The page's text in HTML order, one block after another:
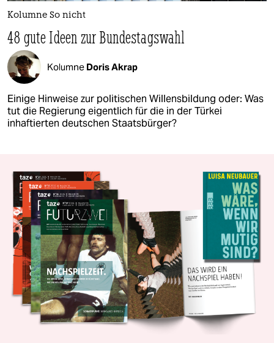
Kolumne So nicht
48 gute Ideen zur Bundestagswahl
Kolumne Doris Akrap
Einige Hinweise zur politischen Willensbildung oder: Was
tut die Regierung eigentlich für die in der Türkei
inhaftierten deutschen Staatsbürger?